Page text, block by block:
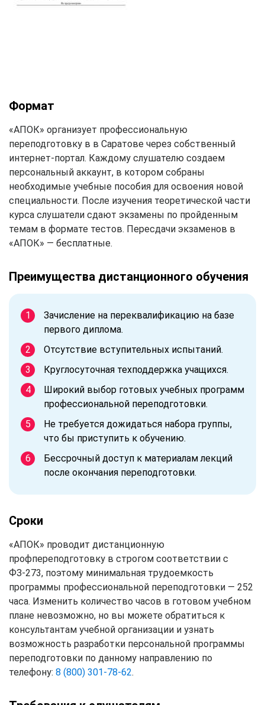
Формат
«АПОК» организует профессиональную
переподготовку в в Саратове через собственный
интернет-портал. Каждому слушателю создаем
персональный аккаунт, в котором собраны
необходимые учебные пособия для освоения новой
специальности. После изучения теоретической части
курса слушатели сдают экзамены по пройденным
темам в формате тестов. Пересдачи экзаменов в
«АПОК» — бесплатные.
Преимущества дистанционного обучения
Зачисление на переквалификацию на базе
первого диплома.
Отсутствие вступительных испытаний.
Круглосуточная техподдержка учащихся.
Широкий выбор готовых учебных программ
профессиональной переподготовки.
Не требуется дожидаться набора группы,
что бы приступить к обучению.
Бессрочный доступ к материалам лекций
после окончания переподготовки.
Сроки
«АПОК» проводит дистанционную
профпереподготовку в строгом соответствии с
ФЗ-273, поэтому минимальная трудоемкость
программы профессиональной переподготовки — 252
часа. Изменить количество часов в готовом учебном
плане невозможно, но вы можете обратиться к
консультантам учебной организации и узнать
возможность разработки персональной программы
переподготовки по данному направлению по
телефону: 8 (800) 301-78-62.